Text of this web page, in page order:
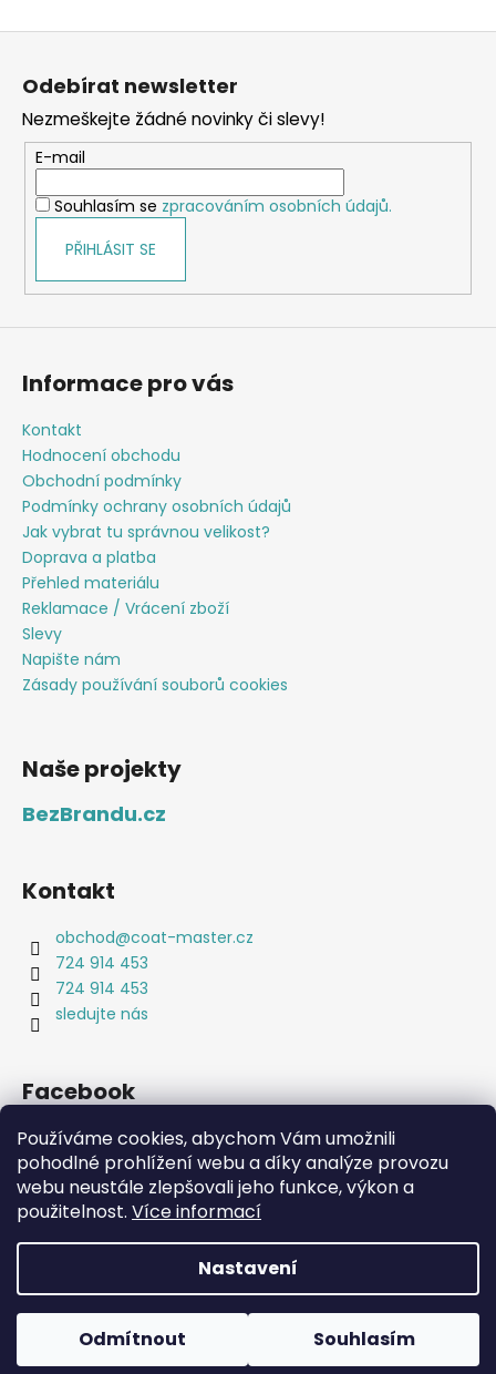
Používáme cookies, abychom Vám umožnili
pohodlné prohlížení webu a díky analýze provozu
webu neustále zlepšovali jeho funkce, výkon a
použitelnost. Více informací
Nastavení
Odmítnout Souhlasím
Z
Odebírat newsletter
Nezmeškejte žádné novinky či slevy!
E-mail
Souhlasím se zpracováním osobních údajů.
PŘIHLÁSIT SE
Informace pro vás
Kontakt
Hodnocení obchodu
Obchodní podmínky
Podmínky ochrany osobních údajů
Jak vybrat tu správnou velikost?
Doprava a platba
Přehled materiálu
Reklamace / Vrácení zboží
Slevy
Napište nám
Zásady používání souborů cookies
Naše projekty
BezBrandu.cz
Kontakt
obchod@coat-master.cz
724 914 453
724 914 453
sledujte nás
Facebook
Coat-Master.cz Doplňky ve 100% kvalitě za 10% ceny
Copyright 2026Coat-Master.cz. Všechna práva